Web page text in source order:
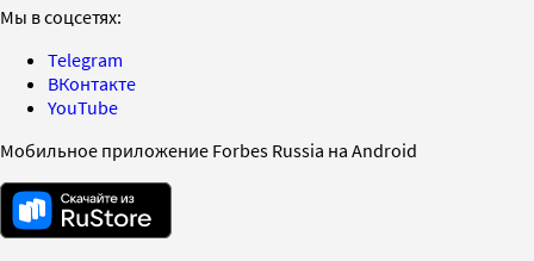
Мы в соцсетях:
Telegram
ВКонтакте
YouTube
Мобильное приложение Forbes Russia на Android